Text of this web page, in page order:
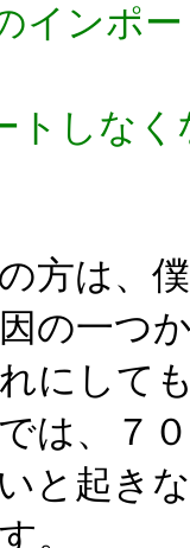
インポ
トしなく
方は、
の一つ
にして
は、７
と起き
。